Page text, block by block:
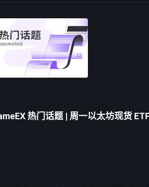
热门话题 | 周一以太坊现货